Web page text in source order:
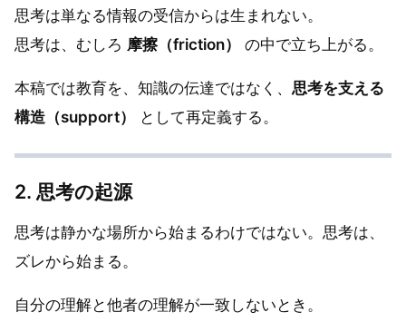
思考は単なる情報の受信からは生まれない。
思考は、むしろ 摩擦（friction） の中で立ち上がる。
本稿では教育を、知識の伝達ではなく、 思考を支える
構造（support）
として再定義する。
2. 思考の起源
思考は静かな場所から始まるわけではない。思考は、
ズレから始まる。
自分の理解と他者の理解が一致しないとき。